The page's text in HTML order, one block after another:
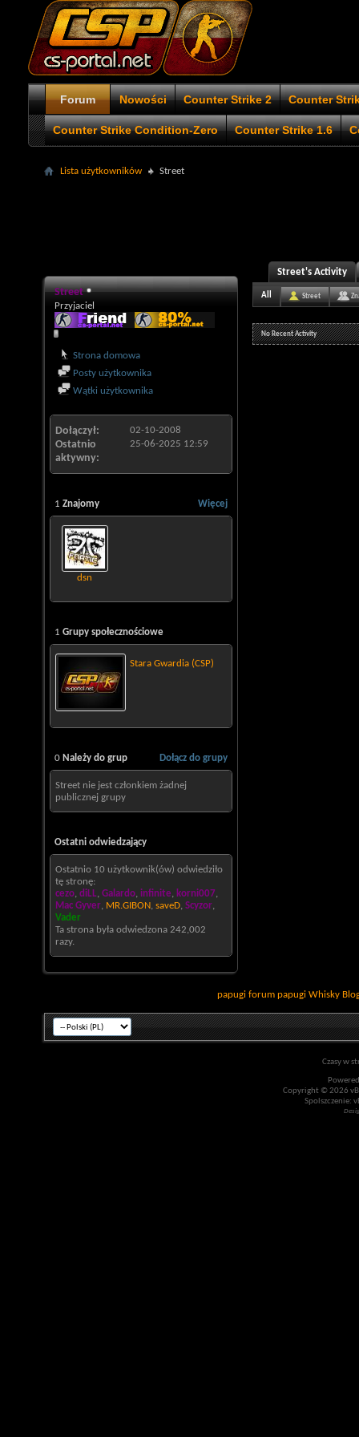
Forum Nowości Counter Strike 2 Counter
Counter Strike Condition-Zero Counter Strike 1.6
Lista użytkowników Street
Street
Przyjaciel
Strona domowa
Posty użytkownika
Wątki użytkownika
Dołączył 02-10-2008
Ostatnio
aktywny
25-06-2025 12:59
Więcej
1 Znajomy
dsn
1 Grupy społecznościowe
Stara Gwardia (CSP)
Dołącz do grupy
0 Należy do grup
Street nie jest członkiem żadnej
publicznej grupy
Ostatni odwiedzający
Ostatnio 10 użytkownik(ów) odwiedziło
tę stronę:
cezo, diLL, Galardo, infinite, korni007,
Mac Gyver, MR.GIBON, saveD, Scyzor,
Vader
Ta strona była odwiedzona 242,002
razy.
Street's Activity
All Street
No Recent Activity
papugi forum papugi Whisky
Czasy w
Copyright © 2026
Spolszczenie: